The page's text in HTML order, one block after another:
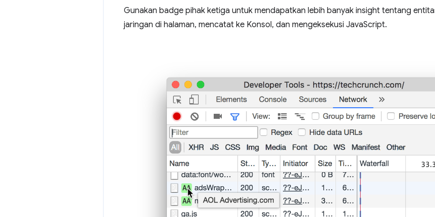
Gunakan badge pihak ketiga untuk mendapatkan lebih banyak insight tentang
jaringan di halaman, mencatat ke Konsol, dan mengeksekusi JavaScript.